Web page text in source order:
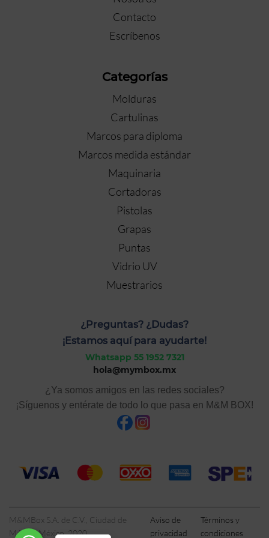
Contacto
Escríbenos
Categorías
Molduras
Cartulinas
Marcos para diploma
Marcos medida estándar
Maquinaria
Cortadoras
Pistolas
Grapas
Puntas
Vidrio UV
Muestrarios
¿Preguntas? ¿Dudas?
¡Estamos aquí para ayudarte!
Whatsapp 55 1952 7321
hola@mymbox.mx
¿Ya somos amigos en las redes sociales?
¡Síguenos y entérate de todo lo que pasa en M&M BOX!
M&MBox S.A. de C.V., Ciudad de
México, México, 2020
Aviso de
privacidad
Términos y
condiciones